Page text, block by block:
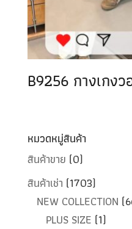
B9256 กางเกง
หมวดหมู่สินค้า
สินค้าขาย (0)
สินค้าเช่า (1703)
NEW COLLECTION
PLUS SIZE (1)